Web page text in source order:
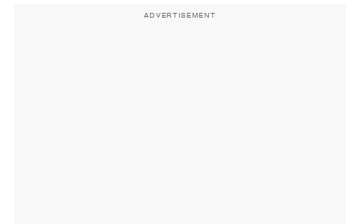
ADVERTISEMENT